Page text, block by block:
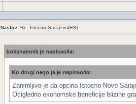
Naslov: Re: Istocno Sarajevo(RS)
boksnamnik je napisao/la:
Ko drugi nego ja je napisao/la:
Zanimljivo je da opcina Istocno Novo
Ocigledno ekonomske beneficije blizine